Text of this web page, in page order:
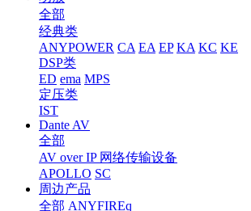
全部
经典类
ANYPOWER CA EA EP KA KC KE
DSP类
ED ema MPS
定压类
IST
Dante AV
全部
AV over IP 网络传输设备
APOLLO SC
周边产品
全部 ANYFIREq